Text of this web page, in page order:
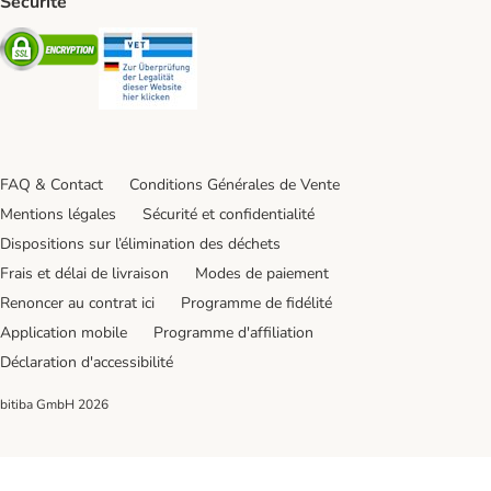
Security
FAQ & Contact
Conditions Générales de Vente
Mentions légales
Sécurité et confidentialité
Dispositions sur l’élimination des déchets
Frais et délai de livraison
Modes de paiement
Renoncer au contrat ici
Programme de fidélité
Application mobile
Programme d'affiliation
Déclaration d'accessibilité
bitiba GmbH 2026